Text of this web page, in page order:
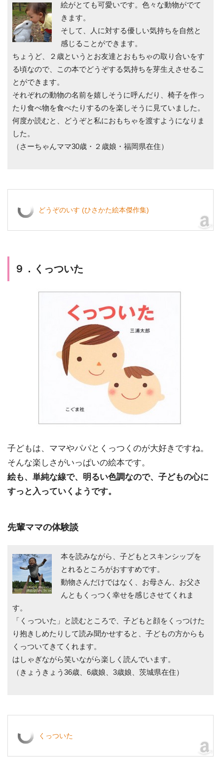
絵がとても可愛いです。色々な動物がでて
きます。
そして、人に対する優しい気持ちを自然と
感じることができます。
ちょうど、２歳というとお友達とおもちゃの取り合いをす
る頃なので、この本でどうぞする気持ちを芽生えさせるこ
とができます。
それぞれの動物の名前を嬉しそうに呼んだり、椅子を作っ
たり食べ物を食べたりするのを楽しそうに見ていました。
何度か読むと、どうぞと私におもちゃを渡すようになりま
した。
（さーちゃんママ30歳・２歳娘・福岡県在住）
どうぞのいす (ひさかた絵本傑作集)
９．くっついた
子どもは、ママやパパとくっつくのが大好きですね。
そんな楽しさがいっぱいの絵本です。
絵も、単純な線で、明るい色調なので、子どもの心に
すっと入っていくようです。
先輩ママの体験談
本を読みながら、子どもとスキンシップを
とれるところがおすすめです。
動物さんだけではなく、お母さん、お父さ
んともくっつく幸せを感じさせてくれま
す。
「くっついた」と読むところで、子どもと顔をくっつけた
り抱きしめたりして読み聞かせすると、子どもの方からも
くっついてきてくれます。
はしゃぎながら笑いながら楽しく読んでいます。
（きょうきょう36歳、6歳娘、3歳娘、茨城県在住）
くっついた